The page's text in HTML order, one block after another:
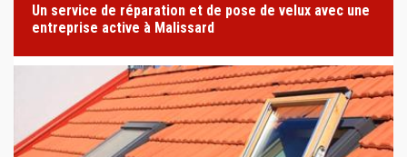
Un service de réparation et de pose de velux avec une
entreprise active à Malissard